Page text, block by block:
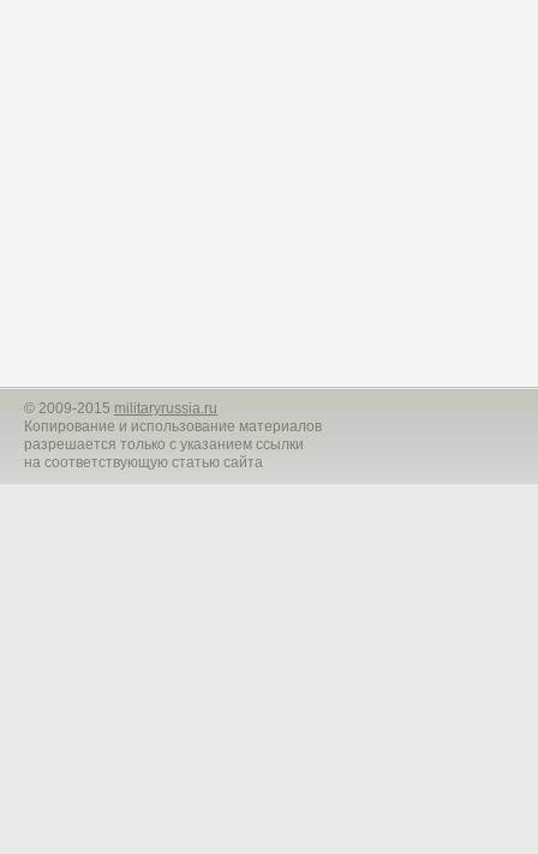
© 2009-2015 militaryrussia.ru
Копирование и использование материалов
разрешается только с указанием ссылки
на соответствующую статью сайта